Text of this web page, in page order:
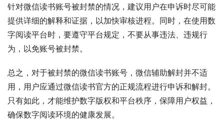
针对微信读书账号被封禁的情况，建议用户在申诉时尽可能
提供详细的解释和证据，以加快审核进程。同时，在使用数
字阅读平台时，要遵守平台规定，不要从事违法、违规行
为，以免账号被封禁。
总之，对于被封禁的微信读书账号，微信辅助解封并不适
用，用户应通过微信读书官方的正规流程进行申诉和解封。
只有如此，才能维护数字版权和平台秩序，保障用户权益，
确保数字阅读环境的健康发展。